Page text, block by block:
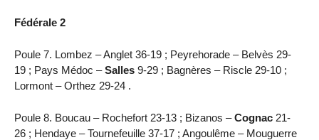
Fédérale 2
Poule 7. Lombez – Anglet 36-19 ; Peyrehorade – Belvès 29-
19 ; Pays Médoc –Salles 9-29 ; Bagnères – Riscle 29-10 ;
Lormont – Orthez 29-24 .
Poule 8. Boucau – Rochefort 23-13 ; Bizanos –Cognac 21-
26 ; Hendaye – Tournefeuille 37-17 ; Angoulême – Mouguerre